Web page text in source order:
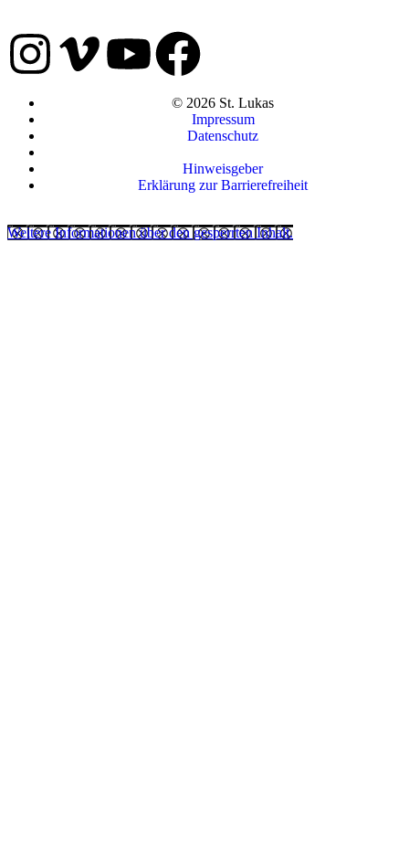
© 2026 St. Lukas
Impressum
Datenschutz
Hinweisgeber
Erklärung zur Barrierefreiheit
Weitere Informationen über den gesperrten Inhalt.